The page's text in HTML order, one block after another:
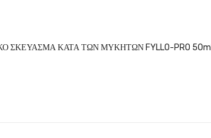
ΣΚΕΥΑΣΜΑ ΚΑΤΑ ΤΩΝ ΜΥΚΗΤΩΝ FYLLO-PRO 50ml